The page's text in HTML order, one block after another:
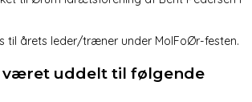
til årets leder/træner under MolFoØr-festen.
været uddelt til følgende